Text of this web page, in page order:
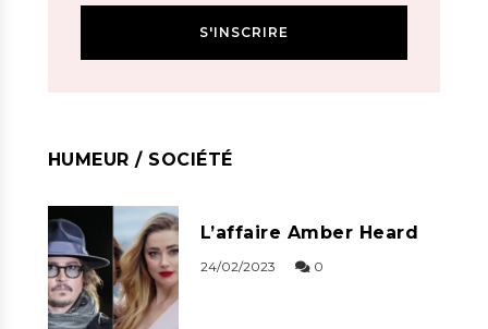
HUMEUR / SOCIÉTÉ
L’affaire Amber Heard
24/02/2023 0